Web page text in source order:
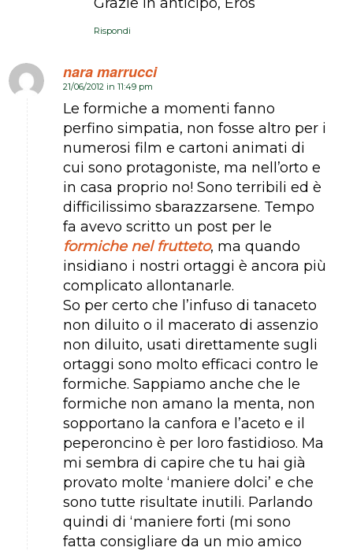
Rispondi
nara marrucci
dice:
21/06/2012 in 11:49 pm
Le formiche a momenti fanno
perfino simpatia, non fosse altro per i
numerosi film e cartoni animati di
cui sono protagoniste, ma nell’orto e
in casa proprio no! Sono terribili ed è
difficilissimo sbarazzarsene. Tempo
fa avevo scritto un post per le
formiche nel frutteto, ma quando
insidiano i nostri ortaggi è ancora più
complicato allontanarle.
So per certo che l’infuso di tanaceto
non diluito o il macerato di assenzio
non diluito, usati direttamente sugli
ortaggi sono molto efficaci contro le
formiche. Sappiamo anche che le
formiche non amano la menta, non
sopportano la canfora e l’aceto e il
peperoncino è per loro fastidioso. Ma
mi sembra di capire che tu hai già
provato molte ‘maniere dolci’ e che
sono tutte risultate inutili. Parlando
quindi di ‘maniere forti (mi sono
fatta consigliare da un mio amico